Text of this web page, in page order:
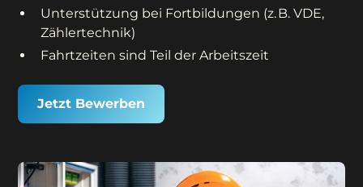
Unterstützung bei Fortbildungen (z. B. VDE,
Zählertechnik)
Fahrtzeiten sind Teil der Arbeitszeit
Jetzt Bewerben